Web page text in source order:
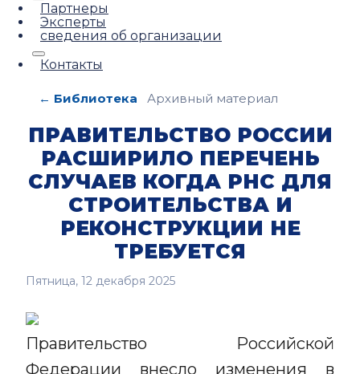
Партнеры
Эксперты
сведения об организации
Контакты
← Библиотека Архивный материал
ПРАВИТЕЛЬСТВО РОССИИ
РАСШИРИЛО ПЕРЕЧЕНЬ
СЛУЧАЕВ КОГДА РНС ДЛЯ
СТРОИТЕЛЬСТВА И
РЕКОНСТРУКЦИИ НЕ
ТРЕБУЕТСЯ
Пятница, 12 декабря 2025
Правительство Российской
Федерации внесло изменения в